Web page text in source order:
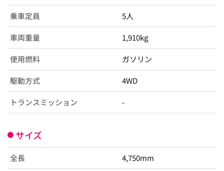
乗車定員 5人
車両重量 1,910kg
使用燃料 ガソリン
駆動方式 4WD
トランスミッション -
サイズ
全長 4,750mm